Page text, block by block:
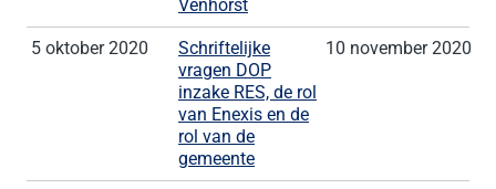
Venhorst
5 oktober 2020
Schriftelijke
vragen DOP
inzake RES, de rol
van Enexis en de
rol van de
gemeente
10 november 2020